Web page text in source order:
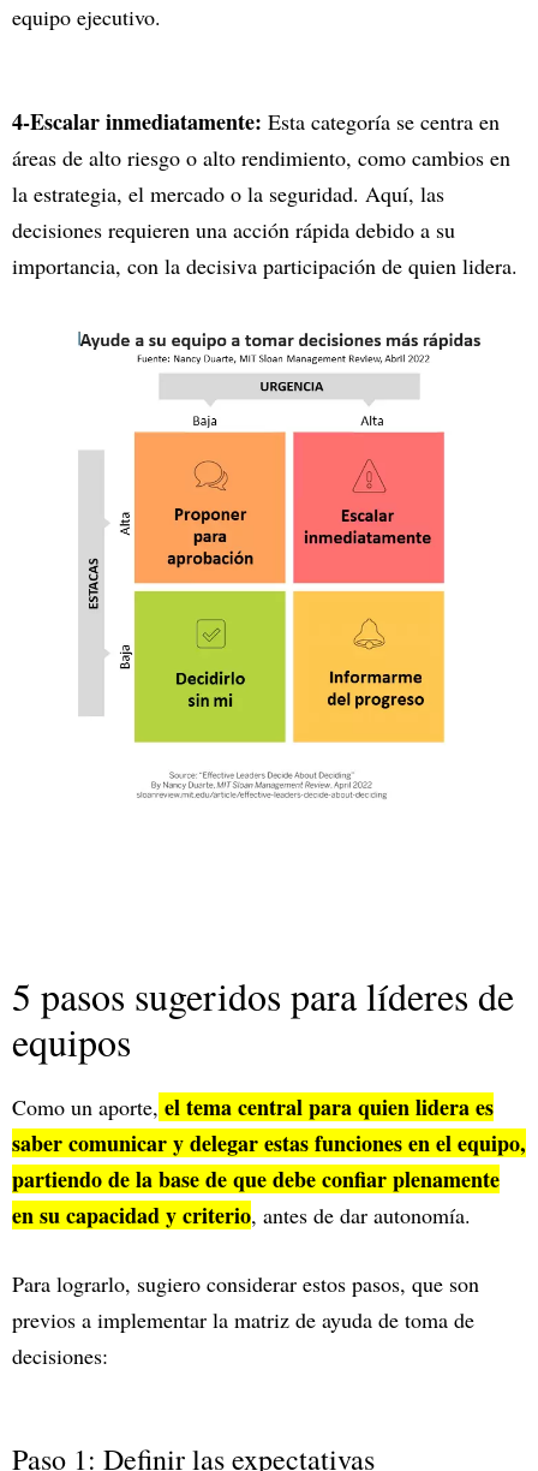
equipo ejecutivo.
4-Escalar inmediatamente: Esta categoría se centra en
áreas de alto riesgo o alto rendimiento, como cambios en
la estrategia, el mercado o la seguridad. Aquí, las
decisiones requieren una acción rápida debido a su
importancia, con la decisiva participación de quien lidera.
5 pasos sugeridos para líderes de
equipos
Como un aporte, el tema central para quien lidera es
saber comunicar y delegar estas funciones en el equipo,
partiendo de la base de que debe confiar plenamente
en su capacidad y criterio, antes de dar autonomía.
Para lograrlo, sugiero considerar estos pasos, que son
previos a implementar la matriz de ayuda de toma de
decisiones:
Paso 1: Definir las expectativas